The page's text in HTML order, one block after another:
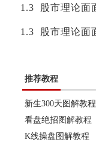
1.3 股市理论面
1.3 股市理论面